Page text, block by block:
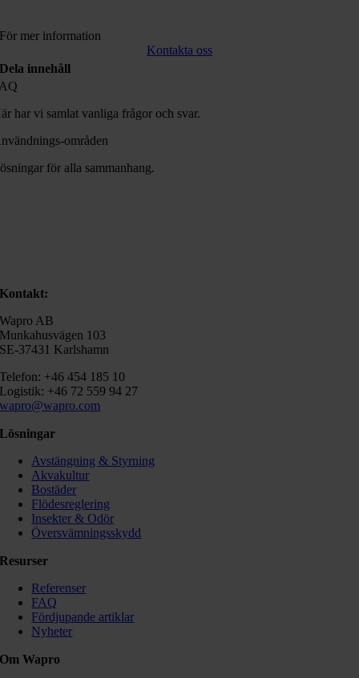
För mer information
Kontakta oss
Dela innehåll
har vi samlat vanliga frågor och svar.
områden
för alla sammanhang.
Kontakt:
Wapro AB
Munkahusvägen 103
SE-37431 Karlshamn
Telefon: +46 454 185 10
Logistik: +46 72 559 94 27
wapro@wapro.com
Lösningar
Avstängning & Styrning
Akvakultur
Bostäder
Flödesreglering
Insekter & Odör
Översvämningsskydd
Resurser
Referenser
FAQ
Fördjupande artiklar
Nyheter
Om Wapro